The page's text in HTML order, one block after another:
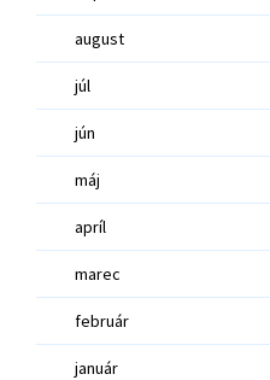
august
júl
jún
máj
apríl
marec
február
január